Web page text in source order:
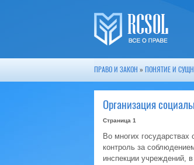
ПРАВО И ЗАКОН » ПОНЯТИЕ И
Организация
Страница 1
Во многих
контроль за
инспекции учреждений,